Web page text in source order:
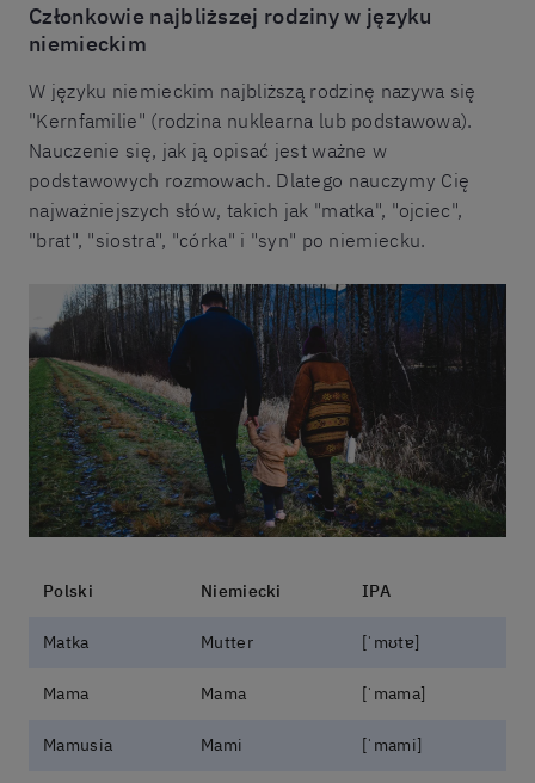
Członkowie najbliższej rodziny w języku
niemieckim
W języku niemieckim najbliższą rodzinę nazywa się
"Kernfamilie" (rodzina nuklearna lub podstawowa).
Nauczenie się, jak ją opisać jest ważne w
podstawowych rozmowach. Dlatego nauczymy Cię
najważniejszych słów, takich jak "matka", "ojciec",
"brat", "siostra", "córka" i "syn" po niemiecku.
Polski Niemiecki IPA
Matka Mutter [ˈmʊtɐ]
Mama Mama [ˈmama]
Mamusia Mami [ˈmami]